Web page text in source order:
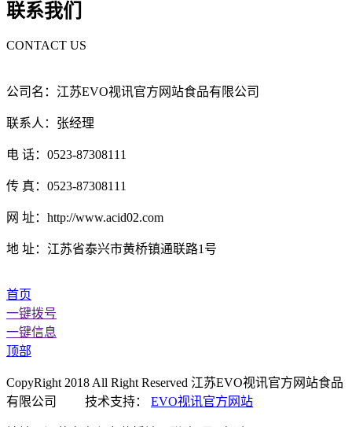
联系我们
CONTACT US
公司名：江苏EVO视讯官方网站食品有限公司
联系人：张经理
电 话：0523-87308111
传 真：0523-87308111
网 址：http://www.acid02.com
地 址：江苏省泰兴市黄桥镇通联路1号
首页
一键拨号
一键信息
顶部
CopyRight 2018 All Right Reserved 江苏EVO视讯官方网站食品
有限公司 技术支持： EVO视讯官方网站